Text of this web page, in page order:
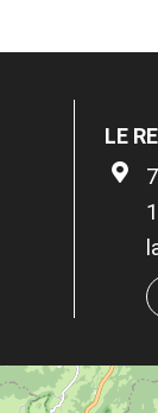
LE